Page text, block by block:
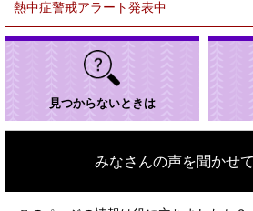
熱中症警戒アラート発表中
見つからないときは
みなさんの声を聞かせ